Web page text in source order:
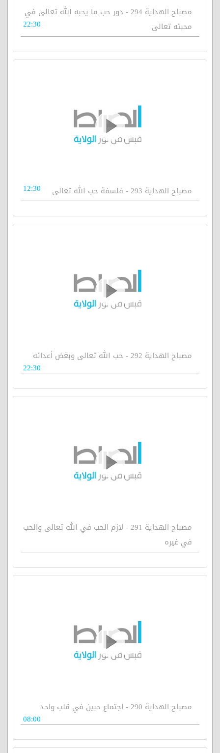
مصباح الهداية 294 - دور حب ما يحبه الله تعالى في
محبته تعالى
22:30
مصباح الهداية 293 - فلسفة حب الله تعالى 12:30
مصباح الهداية 292 - حب الله تعالى وبغض أعدائه
22:30
مصباح الهداية 291 - لازم الحب في الله تعالى والحب
في غيره
مصباح الهداية 290 - اجتماع حبين في قلب واحد
08:00